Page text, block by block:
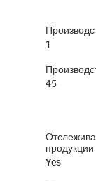
1
45
продукции
Yes